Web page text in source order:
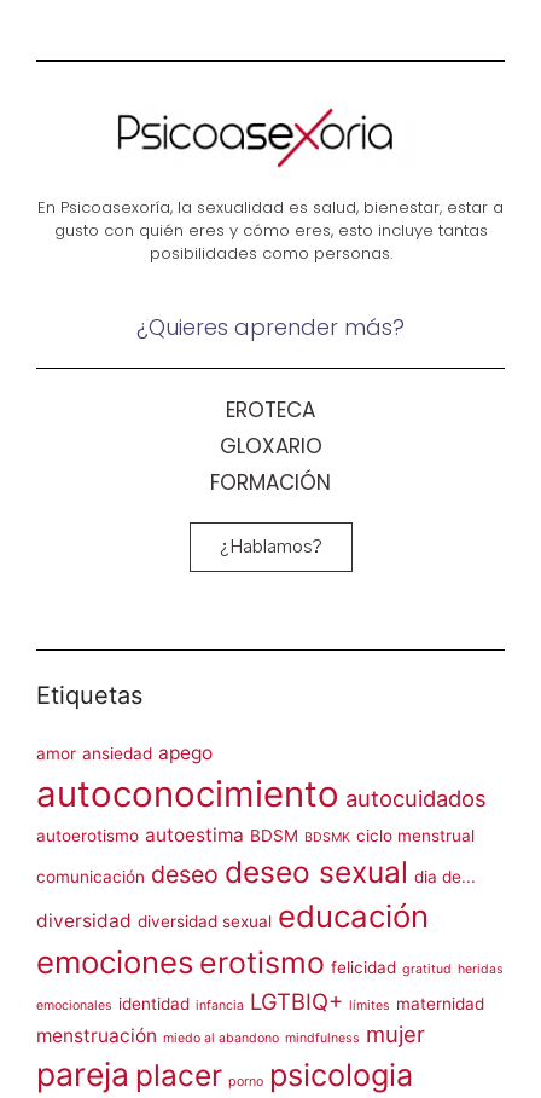
En Psicoasexoría, la sexualidad es salud, bienestar, estar a
gusto con quién eres y cómo eres, esto incluye tantas
posibilidades como personas.
¿Quieres aprender más?
EROTECA
GLOXARIO
FORMACIÓN
¿Hablamos?
Etiquetas
amor ansiedad apego
autoconocimiento autocuidados
autoerotismo autoestima BDSM BDSMK ciclo menstrual
comunicación deseo deseo sexual dia de...
diversidad diversidad sexual educación
emociones erotismo felicidad gratitud heridas
emocionales identidad infancia LGTBIQ+ límites maternidad
menstruación miedo al abandono mindfulness mujer
pareja placer porno psicologia